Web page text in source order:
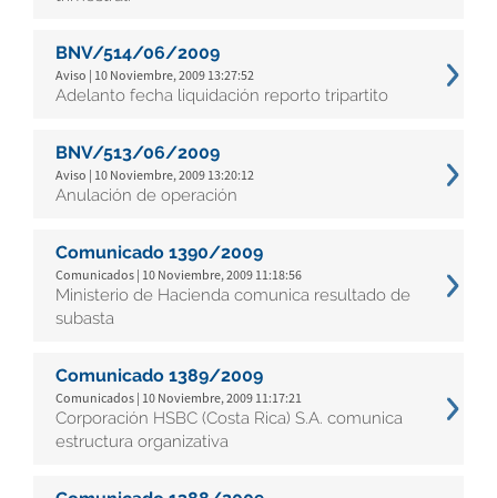
BNV/514/06/2009
Aviso | 10 Noviembre, 2009 13:27:52
Adelanto fecha liquidación reporto tripartito
BNV/513/06/2009
Aviso | 10 Noviembre, 2009 13:20:12
Anulación de operación
Comunicado 1390/2009
Comunicados | 10 Noviembre, 2009 11:18:56
Ministerio de Hacienda comunica resultado de
subasta
Comunicado 1389/2009
Comunicados | 10 Noviembre, 2009 11:17:21
Corporación HSBC (Costa Rica) S.A. comunica
estructura organizativa